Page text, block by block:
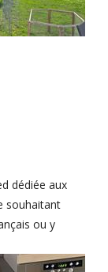
dédiée aux
souhaitant
ou y